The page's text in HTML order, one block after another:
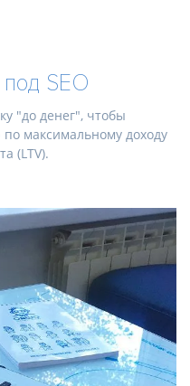
под SEO
"до денег", чтобы
по максимальному доходу
(LTV).